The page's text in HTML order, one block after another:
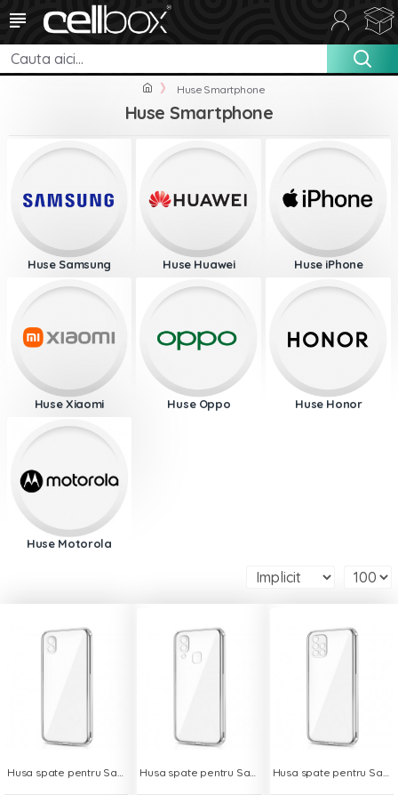
Huse Smartphone
Huse Smartphone
Huse Samsung Huse Huawei Huse iPhone
Huse Xiaomi Huse Oppo Huse Honor
Huse Motorola